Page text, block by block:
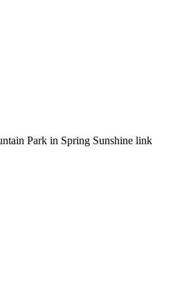
Park in Spring Sunshine link